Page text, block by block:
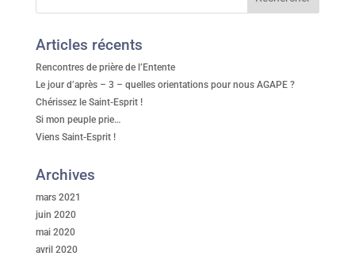
Articles récents
Rencontres de prière de l’Entente
Le jour d’après – 3 – quelles orientations pour nous AGAPE ?
Chérissez le Saint-Esprit !
Si mon peuple prie…
Viens Saint-Esprit !
Archives
mars 2021
juin 2020
mai 2020
avril 2020